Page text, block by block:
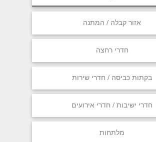
אזור קבלה / המתנה
חדרי רחצה
בקתות כביסה / חדרי שירות
חדרי ישיבות / חדרי אירועים
מלתחות